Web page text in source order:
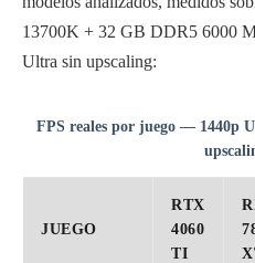
13700K + 32 GB DDR5 6000
Ultra sin upscaling:
FPS reales por juego — 1440p
JUEGO
RTX
4060
TI